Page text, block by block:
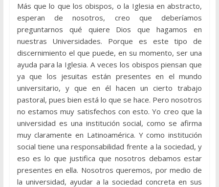
Más que lo que los obispos, o la Iglesia en abstracto,
esperan de nosotros, creo que deberíamos
preguntarnos qué quiere Dios que hagamos en
nuestras Universidades. Porque es este tipo de
discernimiento el que puede, en su momento, ser una
ayuda para la Iglesia. A veces los obispos piensan que
ya que los jesuitas están presentes en el mundo
universitario, y que en él hacen un cierto trabajo
pastoral, pues bien está lo que se hace. Pero nosotros
no estamos muy satisfechos con esto. Yo creo que la
universidad es una institución social, como se afirma
muy claramente en Latinoamérica. Y como institución
social tiene una responsabilidad frente a la sociedad, y
eso es lo que justifica que nosotros debamos estar
presentes en ella. Nosotros queremos, por medio de
la universidad, ayudar a la sociedad concreta en sus